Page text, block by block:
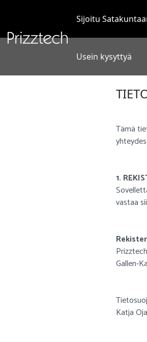
Sijoitu
Usein kysyttyä
Tämä
1.
vastaa
Gallen-
Katja